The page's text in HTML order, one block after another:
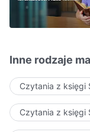
Inne rodzaje
Czytania z księgi
Czytania z księgi